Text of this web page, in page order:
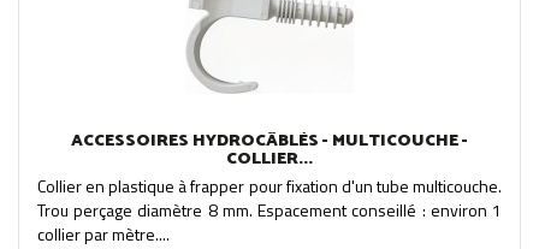
ACCESSOIRES HYDROCÂBLÉS - MULTICOUCHE -
COLLIER...
Collier en plastique à frapper pour fixation d'un tube multicouche.
Trou perçage diamètre 8 mm. Espacement conseillé : environ 1
collier par mètre....